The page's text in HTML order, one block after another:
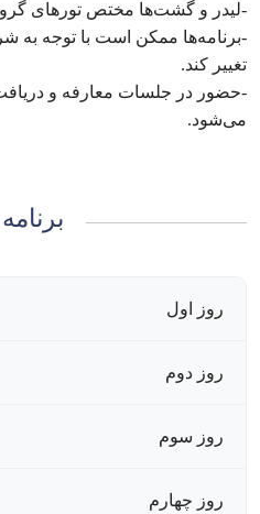
-لیدر و گشت‌ها مختص تورهای
-برنامه‌ها ممکن است با توجه به
تغییر کند.
-حضور در جلسات معارفه و
می‌شود.
روز اول
روز دوم
روز سوم
روز چهارم